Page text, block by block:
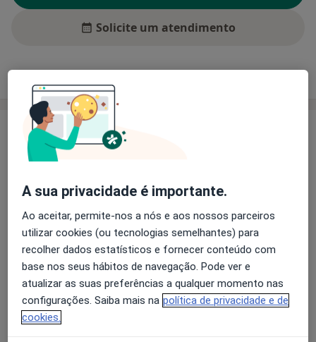
Solicite um atendimento
Opiniões
Experiência
Helena Fonseca MD, MPH, PhD
Associate Professor with Habilitation in Pediatrics
Faculty of Medicine, University of Lisbon
PDCO member (EMA)
Senior Consultant - Department of Pediatrics, Hospital
Santa Maria
Head Adolescent Medicine Division
Coordinator Pediatric Obesity Clinic
Medical Coordinator Ambulatory Pediatric Outpatient
Clinic
maisSobre mim
Principais doenças tratadas
Enurese Noturna
A sua privacidade é importante.
Ao aceitar, permite-nos a nós e aos nossos parceiros
utilizar cookies (ou tecnologias semelhantes) para
recolher dados estatísticos e fornecer conteúdo com
base nos seus hábitos de navegação. Pode ver e
atualizar as suas preferências a qualquer momento nas
configurações. Saiba mais na política de privacidade e de
cookies.